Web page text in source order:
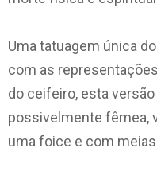
Uma tatuagem única
com as
do ceifeiro, esta
possivelmente fêmea,
uma foice e com